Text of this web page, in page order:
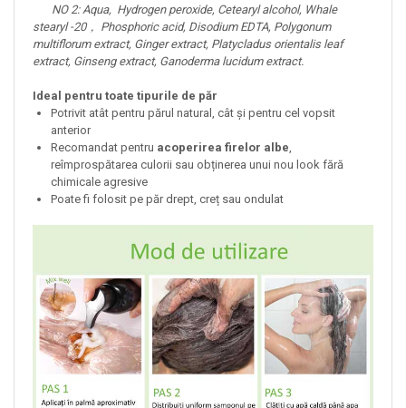
NO 2: Aqua, Hydrogen peroxide, Cetearyl alcohol, Whale
stearyl -20， Phosphoric acid, Disodium EDTA, Polygonum
multiflorum extract, Ginger extract, Platycladus orientalis leaf
extract, Ginseng extract, Ganoderma lucidum extract.
Ideal pentru toate tipurile de păr
Potrivit atât pentru părul natural, cât și pentru cel vopsit
anterior
Recomandat pentru acoperirea firelor albe,
reîmprospătarea culorii sau obținerea unui nou look fără
chimicale agresive
Poate fi folosit pe păr drept, creț sau ondulat